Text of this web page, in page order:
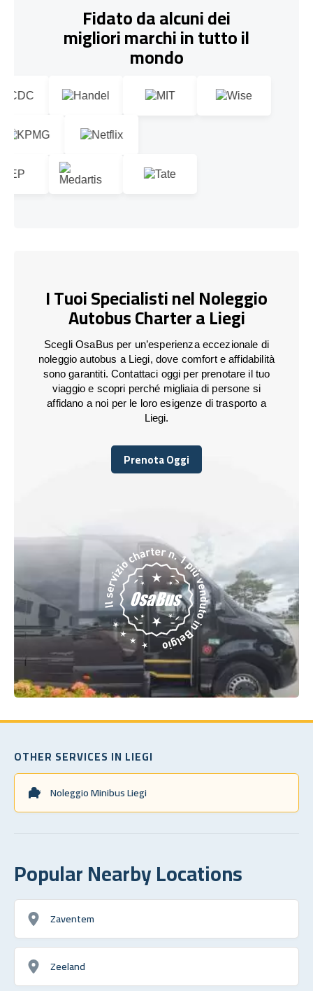
Fidato da alcuni dei
migliori marchi in tutto il
mondo
I Tuoi Specialisti nel Noleggio
Autobus Charter a Liegi
Scegli OsaBus per un’esperienza eccezionale di
noleggio autobus a Liegi, dove comfort e affidabilità
sono garantiti. Contattaci oggi per prenotare il tuo
viaggio e scopri perché migliaia di persone si
affidano a noi per le loro esigenze di trasporto a
Liegi.
Prenota Oggi
Prenota Oggi
OTHER SERVICES IN LIEGI
Noleggio Minibus Liegi
Popular Nearby Locations
Zaventem
Zeeland